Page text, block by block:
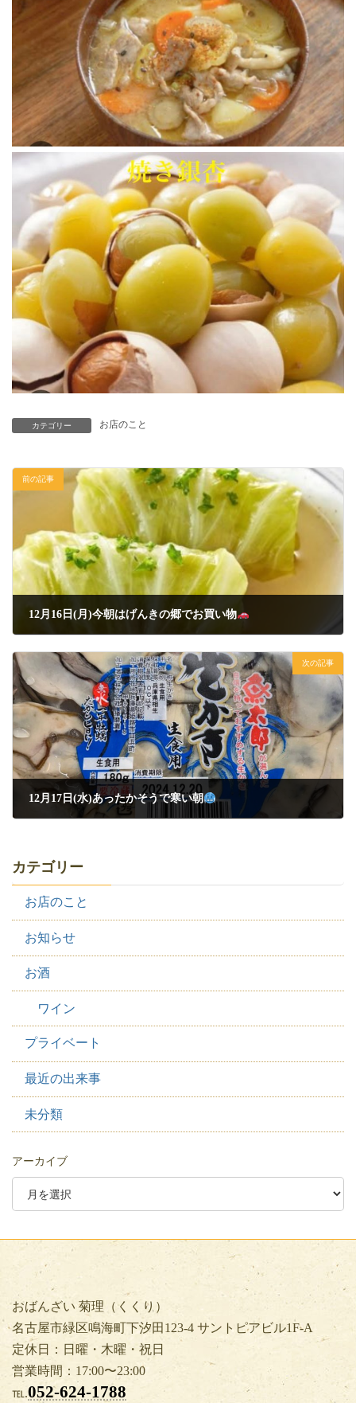
カテゴリー お店のこと
前の記事
12月16日(月)今朝はげんきの郷でお買い物
次の記事
12月17日(水)あったかそうで寒い朝
カテゴリー
お店のこと
お知らせ
お酒
ワイン
プライベート
最近の出来事
未分類
アーカイブ
おばんざい 菊理（くくり）
名古屋市緑区鳴海町下汐田123-4 サントピアビル1F-A
定休日：日曜・木曜・祝日
営業時間：17:00〜23:00
℡.052-624-1788